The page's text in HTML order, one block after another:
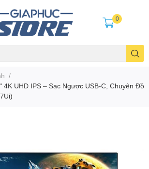
0
/
4K UHD IPS – Sạc Ngược USB-C, Chuyên Đồ